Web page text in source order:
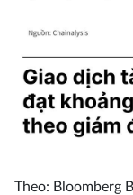
Theo: Bloomberg